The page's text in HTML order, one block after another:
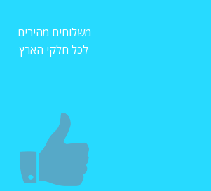
משלוחים מהירים
לכל חלקי הארץ